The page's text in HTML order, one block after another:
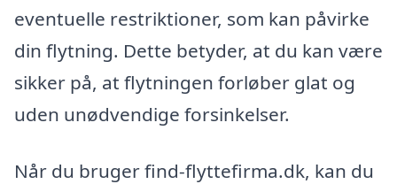
eventuelle restriktioner, som kan påvirke
din flytning. Dette betyder, at du kan være
sikker på, at flytningen forløber glat og
uden unødvendige forsinkelser.
Når du bruger find-flyttefirma.dk, kan du